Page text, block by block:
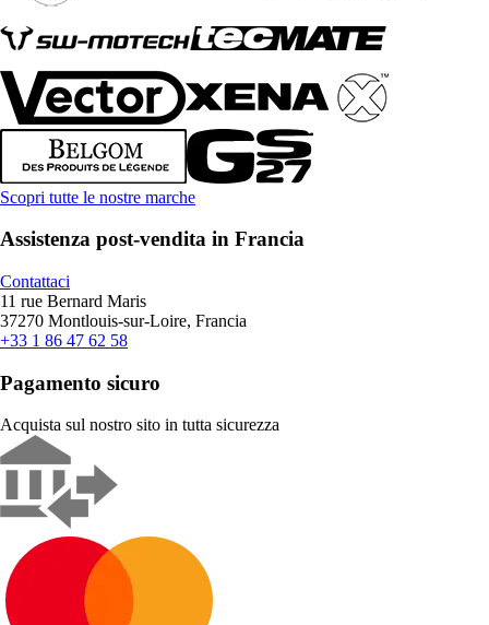
Scopri tutte le nostre marche
Assistenza post-vendita in Francia
Contattaci
11 rue Bernard Maris
37270 Montlouis-sur-Loire, Francia
+33 1 86 47 62 58
Pagamento sicuro
Acquista sul nostro sito in tutta sicurezza